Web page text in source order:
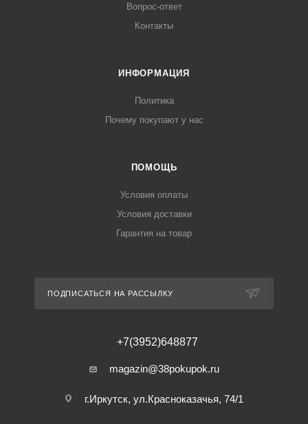
Вопрос-ответ
Контакты
ИНФОРМАЦИЯ
Политика
Почему покупают у нас
ПОМОЩЬ
Условия оплаты
Условия доставки
Гарантия на товар
ПОДПИСАТЬСЯ НА РАССЫЛКУ
+7(3952)648877
magazin@38pokupok.ru
г.Иркутск, ул.Красноказачья, 74/1